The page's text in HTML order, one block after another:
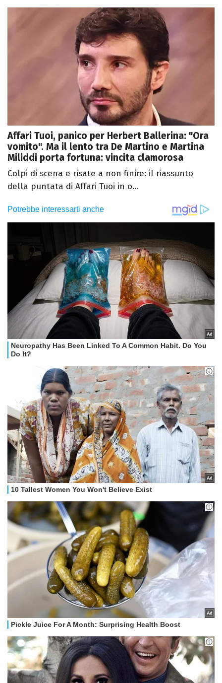
Affari Tuoi, panico per Herbert Ballerina: "Ora
vomito". Ma il lento tra De Martino e Martina
Miliddi porta fortuna: vincita clamorosa
Colpi di scena e risate a non finire: il riassunto
della puntata di Affari Tuoi in o...